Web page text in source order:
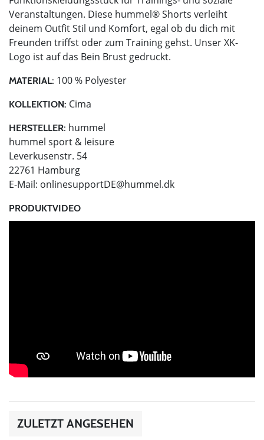
Veranstaltungen. Diese hummel® Shorts verleiht
deinem Outfit Stil und Komfort, egal ob du dich mit
Freunden triffst oder zum Training gehst. Unser XK-
Logo ist auf das Bein Brust gedruckt.
MATERIAL: 100 % Polyester
KOLLEKTION: Cima
HERSTELLER: hummel
hummel sport & leisure
Leverkusenstr. 54
22761 Hamburg
E-Mail: onlinesupportDE@hummel.dk
PRODUKTVIDEO
ZULETZT ANGESEHEN